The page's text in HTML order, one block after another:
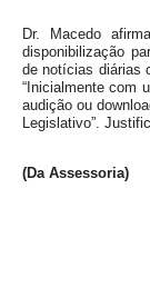
Dr. Macedo
disponibilização
de notícias diárias
“Inicialmente com
audição ou
Legislativo”.
(Da Assessoria)